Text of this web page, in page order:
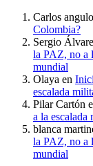
Carlos angulo
Colombia?
Sergio
la PAZ, no a
mundial
Olaya en
escalada
Pilar Cartón
a la
blanca
la PAZ, no a
mundial